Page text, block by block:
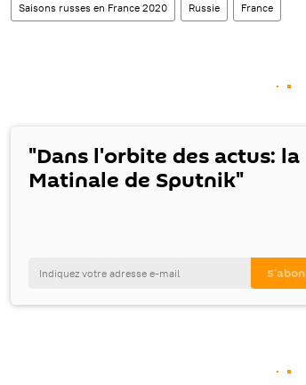
Saisons russes en France 2020 Russie France
"Dans l'orbite des actus: la
Matinale de Sputnik"